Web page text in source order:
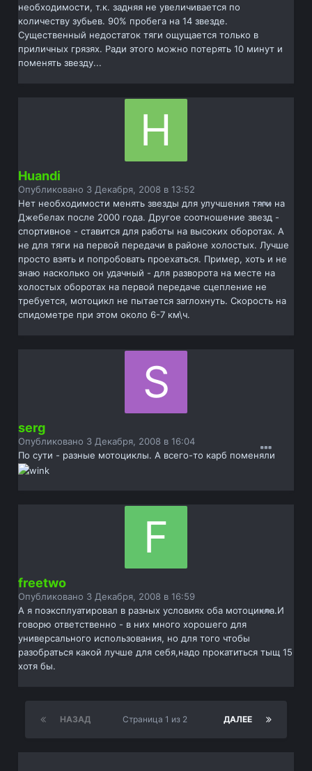
необходимости, т.к. задняя не увеличивается по
количеству зубьев. 90% пробега на 14 звезде.
Существенный недостаток тяги ощущается только в
приличных грязях. Ради этого можно потерять 10 минут и
поменять звезду...
Huandi
Опубликовано 3 Декабря, 2008 в 13:52
Нет необходимости менять звезды для улучшения тяги на
Джебелах после 2000 года. Другое соотношение звезд -
спортивное - ставится для работы на высоких оборотах. А
не для тяги на первой передачи в районе холостых. Лучше
просто взять и попробовать проехаться. Пример, хоть и не
знаю насколько он удачный - для разворота на месте на
холостых оборотах на первой передаче сцепление не
требуется, мотоцикл не пытается заглохнуть. Скорость на
спидометре при этом около 6-7 км\ч.
serg
Опубликовано 3 Декабря, 2008 в 16:04
По сути - разные мотоциклы. А всего-то карб поменяли
freetwo
Опубликовано 3 Декабря, 2008 в 16:59
А я поэксплуатировал в разных условиях оба мотоцикла.И
говорю ответственно - в них много хорошего для
универсального использования, но для того чтобы
разобраться какой лучше для себя,надо прокатиться тыщ 15
хотя бы.
НАЗАД ДАЛЕЕ
Страница 1 из 2